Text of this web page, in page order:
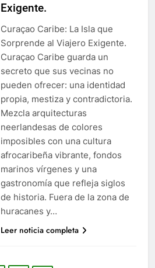
Exigente.
Curaçao Caribe: La Isla que
Sorprende al Viajero Exigente.
Curaçao Caribe guarda un
secreto que sus vecinas no
pueden ofrecer: una identidad
propia, mestiza y contradictoria.
Mezcla arquitecturas
neerlandesas de colores
imposibles con una cultura
afrocaribeña vibrante, fondos
marinos vírgenes y una
gastronomía que refleja siglos
de historia. Fuera de la zona de
huracanes y…
Leer noticia completa